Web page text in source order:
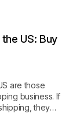
US: Buy
are those
business. If
they